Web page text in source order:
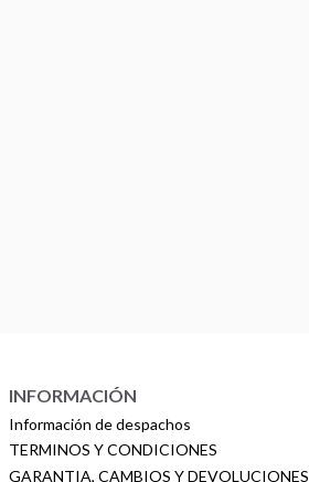
INFORMACIÓN
Información de despachos
TERMINOS Y CONDICIONES
GARANTIA, CAMBIOS Y DEVOLUCIONES